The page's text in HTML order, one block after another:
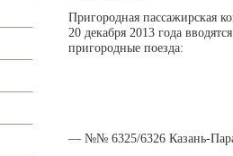
Пригородная пассажирская
20 декабря 2013 года
пригородные поезда:
— №№ 6325/6326 Казань-